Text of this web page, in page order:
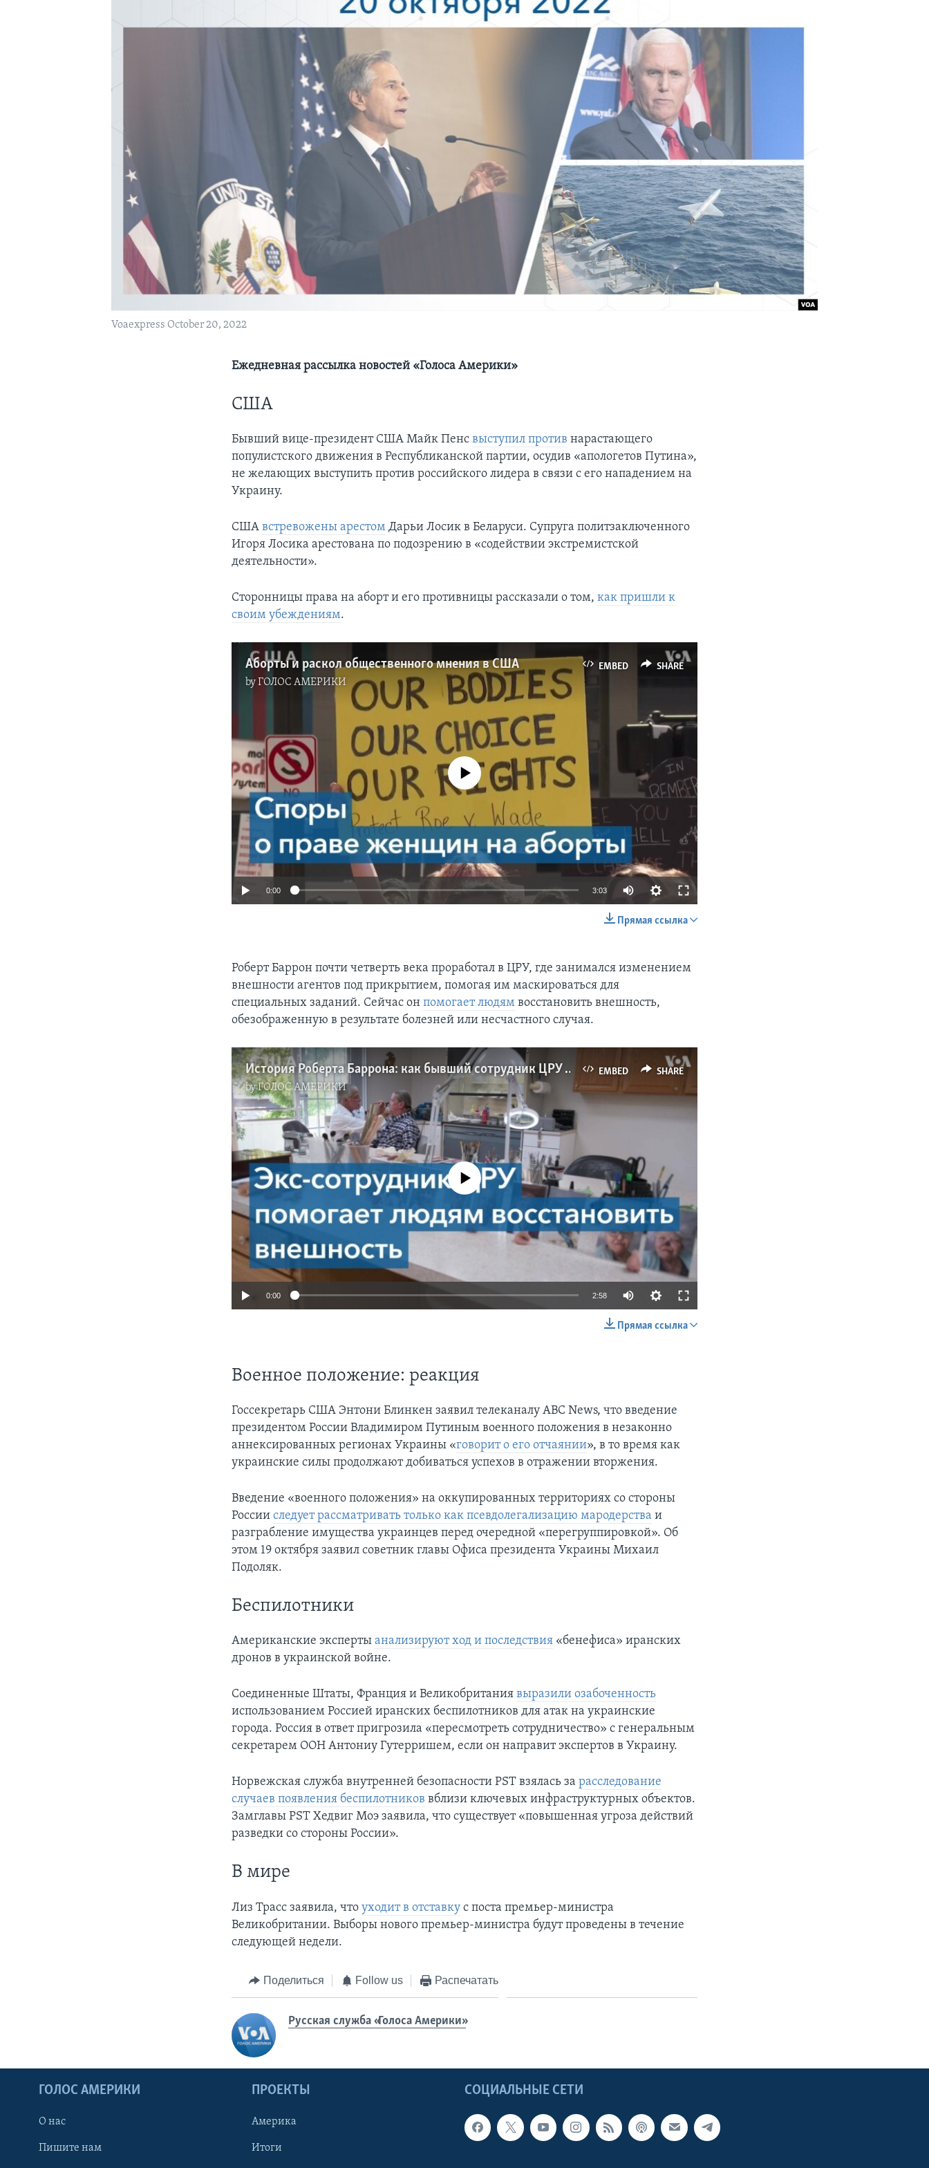
Voaexpress October 20, 2022
Ежедневная рассылка новостей «Голоса Америки»
США
Бывший вице-президент США Майк Пенсвыступил против нарастающего
популистского движения в Республиканской партии, осудив «апологетов Путина»,
не желающих выступить против российского лидера в связи с его нападением на
Украину.
СШАвстревожены арестом Дарьи Лосик в Беларуси. Супруга политзаключенного
Игоря Лосика арестована по подозрению в «содействии экстремистской
деятельности».
Сторонницы права на аборт и его противницы рассказали о том,как пришли к
своим убеждениям.
EMBED SHARE
Аборты и раскол общественного мнения в США
byГОЛОС АМЕРИКИ
No media source currently available
0:00 3:03
Прямая ссылка
Роберт Баррон почти четверть века проработал в ЦРУ, где занимался изменением
внешности агентов под прикрытием, помогая им маскироваться для
специальных заданий. Сейчас онпомогает людям восстановить внешность,
обезображенную в результате болезней или несчастного случая.
EMBED SHARE
История Роберта Баррона: как бывший сотрудник ЦРУ помогает больным восстанавливать внешность
byГОЛОС АМЕРИКИ
No media source currently available
0:00 2:58
Прямая ссылка
Военное положение: реакция
Госсекретарь США Энтони Блинкен заявил телеканалу АВС News, что введение
президентом России Владимиром Путиным военного положения в незаконно
аннексированных регионах Украины «говорит о его отчаянии», в то время как
украинские силы продолжают добиваться успехов в отражении вторжения.
Введение «военного положения» на оккупированных территориях со стороны
Россииследует рассматривать только как псевдолегализацию мародерства и
разграбление имущества украинцев перед очередной «перегруппировкой». Об
этом 19 октября заявил советник главы Офиса президента Украины Михаил
Подоляк.
Беспилотники
Американские экспертыанализируют ход и последствия «бенефиса» иранских
дронов в украинской войне.
Соединенные Штаты, Франция и Великобританиявыразили озабоченность
использованием Россией иранских беспилотников для атак на украинские
города. Россия в ответ пригрозила «пересмотреть сотрудничество» с генеральным
секретарем ООН Антониу Гутерришем, если он направит экспертов в Украину.
Норвежская служба внутренней безопасности PST взялась зарасследование
случаев появления беспилотников вблизи ключевых инфраструктурных объектов.
Замглавы PST Хедвиг Моэ заявила, что существует «повышенная угроза действий
разведки со стороны России».
В мире
Лиз Трасс заявила, чтоуходит в отставку с поста премьер-министра
Великобритании. Выборы нового премьер-министра будут проведены в течение
следующей недели.
Поделиться Follow us Распечатать
Русская служба «Голоса Америки»
СОЦИАЛЬНЫЕ СЕТИ
ГОЛОС АМЕРИКИ
О нас
Пишите нам
ПРОЕКТЫ
Америка
Итоги